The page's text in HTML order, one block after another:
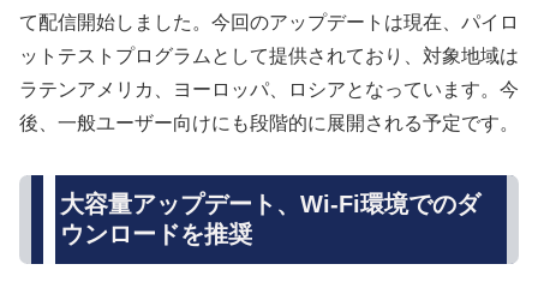
て配信開始しました。今回のアップデートは現在、パイロ
ットテストプログラムとして提供されており、対象地域は
ラテンアメリカ、ヨーロッパ、ロシアとなっています。今
後、一般ユーザー向けにも段階的に展開される予定です。
大容量アップデート、Wi-Fi環境でのダ
ウンロードを推奨